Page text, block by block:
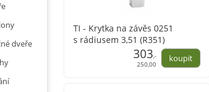
TI - Krytka na závěs 0251
s rádiusem 3,51 (R351)
303 ,-
250,00
dveře